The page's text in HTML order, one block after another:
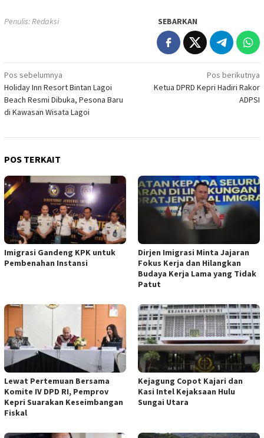
Penulis: Redaksi SEBARKAN
Navigasi
pos
Pos sebelumnya
Holiday Inn Resort Bintan Lagoi
Beach Resmi Dibuka, Pesona Baru
di Kawasan Wisata Lagoi
Pos berikutnya
Ketua DPRD Kepri Hadiri Rakor
ADPSI
POS TERKAIT
Imigrasi Gandeng KPK untuk
Pembenahan Instansi
Dirjen Imigrasi Minta Jajaran
Fokus Kerja dan Hilangkan
Budaya Kerja Lama yang Tidak
Patut
Lewat Pertemuan Bersama
Komite IV DPD RI, Pemprov
Kepri Suarakan Keseimbangan
Fiskal
Kejagung Copot Kajari dan
Kasi Intel Kejaksaan Hulu
Sungai Utara